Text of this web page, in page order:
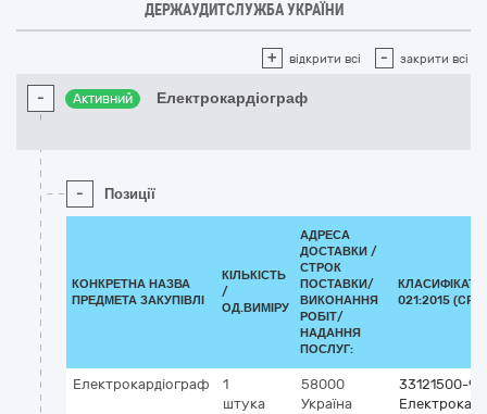
ДЕРЖАУДИТСЛУЖБА УКРАЇНИ
+ відкрити всі - закрити всі
- Активний Електрокардіограф
- Позиції
КОНКРЕТНА НАЗВА
ПРЕДМЕТА ЗАКУПІВЛІ
КІЛЬКІСТЬ
/
ОД.ВИМІРУ
АДРЕСА
ДОСТАВКИ /
СТРОК
ПОСТАВКИ/
ВИКОНАННЯ
РОБІТ/
НАДАННЯ
ПОСЛУГ:
021:2015 (CPV)
Електрокардіограф
1
штука
58000
Україна
33121500-9